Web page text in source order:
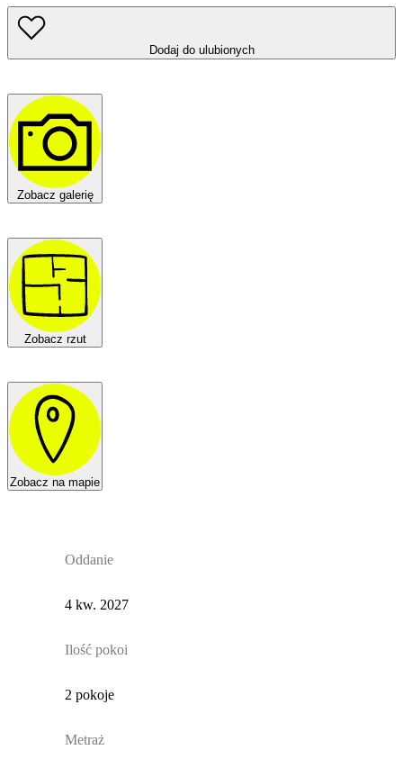
Dodaj do ulubionych
Zobacz galerię
Zobacz rzut
Zobacz na mapie
Oddanie
4 kw. 2027
Ilość pokoi
2 pokoje
Metraż